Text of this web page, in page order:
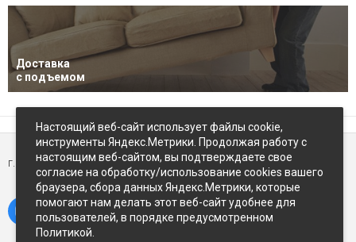
Доставка
с подъемом
г. Петропавловск-Камчатский,ул Восточное-шоссе, д.5
Настоящий веб-сайт использует файлы cookie,
инструменты Яндекс.Метрики. Продолжая работу с
настоящим веб-сайтом, вы подтверждаете свое
согласие на обработку/использование cookies вашего
браузера, сбора данных Яндекс.Метрики, которые
помогают нам делать этот веб-сайт удобнее для
пользователей, в порядке предусмотренном
Политикой.